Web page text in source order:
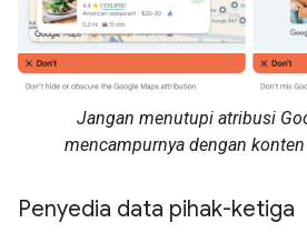
Jangan menutupi atribusi
mencampurnya dengan
Penyedia data pihak-ketiga